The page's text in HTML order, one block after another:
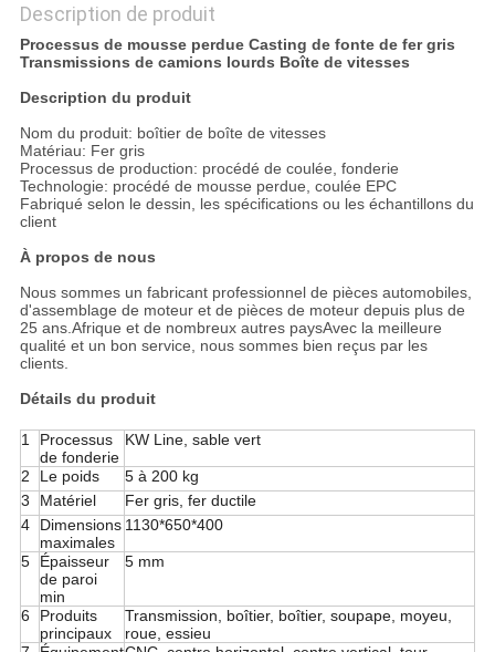
POLITIQUE
DE
CONFIDENTIALITÉ
Description de produit
Processus de mousse perdue Casting de fonte de fer gris
Transmissions de camions lourds Boîte de vitesses
Description du produit
Nom du produit: boîtier de boîte de vitesses
Matériau: Fer gris
Processus de production: procédé de coulée, fonderie
Technologie: procédé de mousse perdue, coulée EPC
Fabriqué selon le dessin, les spécifications ou les échantillons du
client
À propos de nous
Nous sommes un fabricant professionnel de pièces automobiles,
d'assemblage de moteur et de pièces de moteur depuis plus de
25 ans.Afrique et de nombreux autres paysAvec la meilleure
qualité et un bon service, nous sommes bien reçus par les
clients.
Détails du produit
1
Processus
de fonderie
KW Line, sable vert
2 Le poids
5 à 200 kg
3
Matériel
Fer gris, fer ductile
4
Dimensions
maximales
1130*650*400
5
Épaisseur
de paroi
min
5 mm
6
Produits
principaux
Transmission, boîtier, boîtier, soupape, moyeu,
roue, essieu